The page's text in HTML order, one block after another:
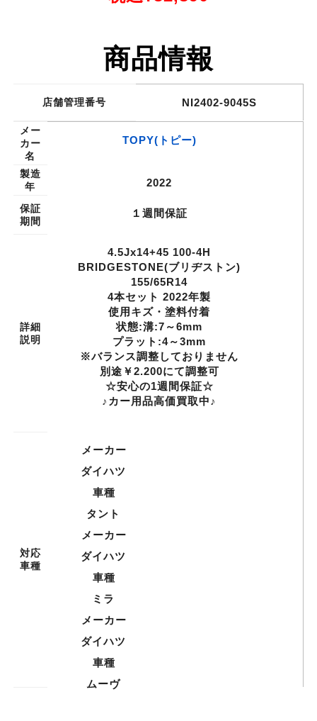
商品情報
店舗管理番号 NI2402-9045S
メー
カー
名
TOPY(トピー)
製造
年
2022
保証
期間
１週間保証
詳細
説明
4.5Jx14+45 100-4H
BRIDGESTONE(ブリヂストン)
155/65R14
4本セット 2022年製
使用キズ・塗料付着
状態:溝:7～6mm
プラット:4～3mm
※バランス調整しておりません
別途￥2.200にて調整可
☆安心の1週間保証☆
♪カー用品高価買取中♪
対応
車種
メーカー
ダイハツ
車種
タント
メーカー
ダイハツ
車種
ミラ
メーカー
ダイハツ
車種
ムーヴ